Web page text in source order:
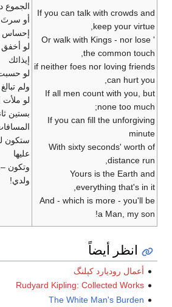
If you can talk with crowds and
keep your virtue,
' Or walk with Kings - nor lose
the common touch,
if neither foes nor loving friends
can hurt you,
If all men count with you, but
none too much;
If you can fill the unforgiving
minute
With sixty seconds' worth of
distance run,
Yours is the Earth and
everything that's in it,
And - which is more - you'll be
a Man, my son!
الجموع
أو سرتَ
إحساس
لو أخفق
إيذائك
لو
ولم
لو ملأت
بستين
ستكون
عليها
وتكون
ولدي!
انظر أيضاً
أعمال روديارد كپلنگ
Rudyard Kipling: Collected Works
The White Man's Burden